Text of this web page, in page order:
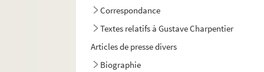
Correspondance
Textes relatifs à Gustave Charpentier
Articles de presse divers
Biographie